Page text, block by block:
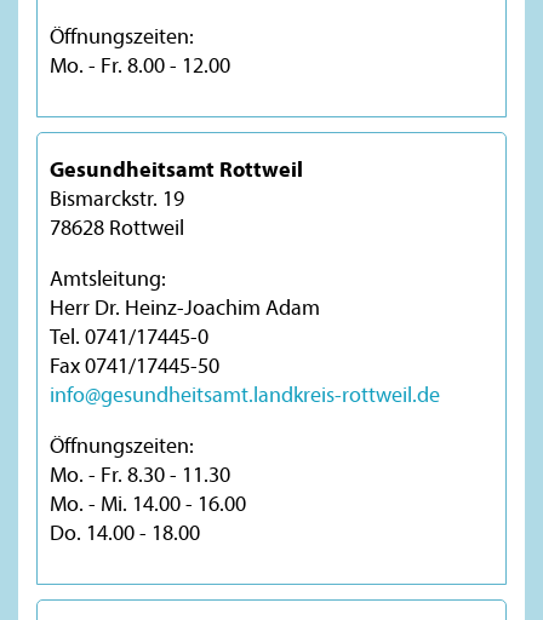
Öffnungszeiten:
Mo. - Fr. 8.00 - 12.00
Gesundheitsamt Rottweil
Bismarckstr. 19
78628 Rottweil
Amtsleitung:
Herr Dr. Heinz-Joachim Adam
Tel. 0741/17445-0
Fax 0741/17445-50
info@gesundheitsamt.landkreis-rottweil.de
Öffnungszeiten:
Mo. - Fr. 8.30 - 11.30
Mo. - Mi. 14.00 - 16.00
Do. 14.00 - 18.00